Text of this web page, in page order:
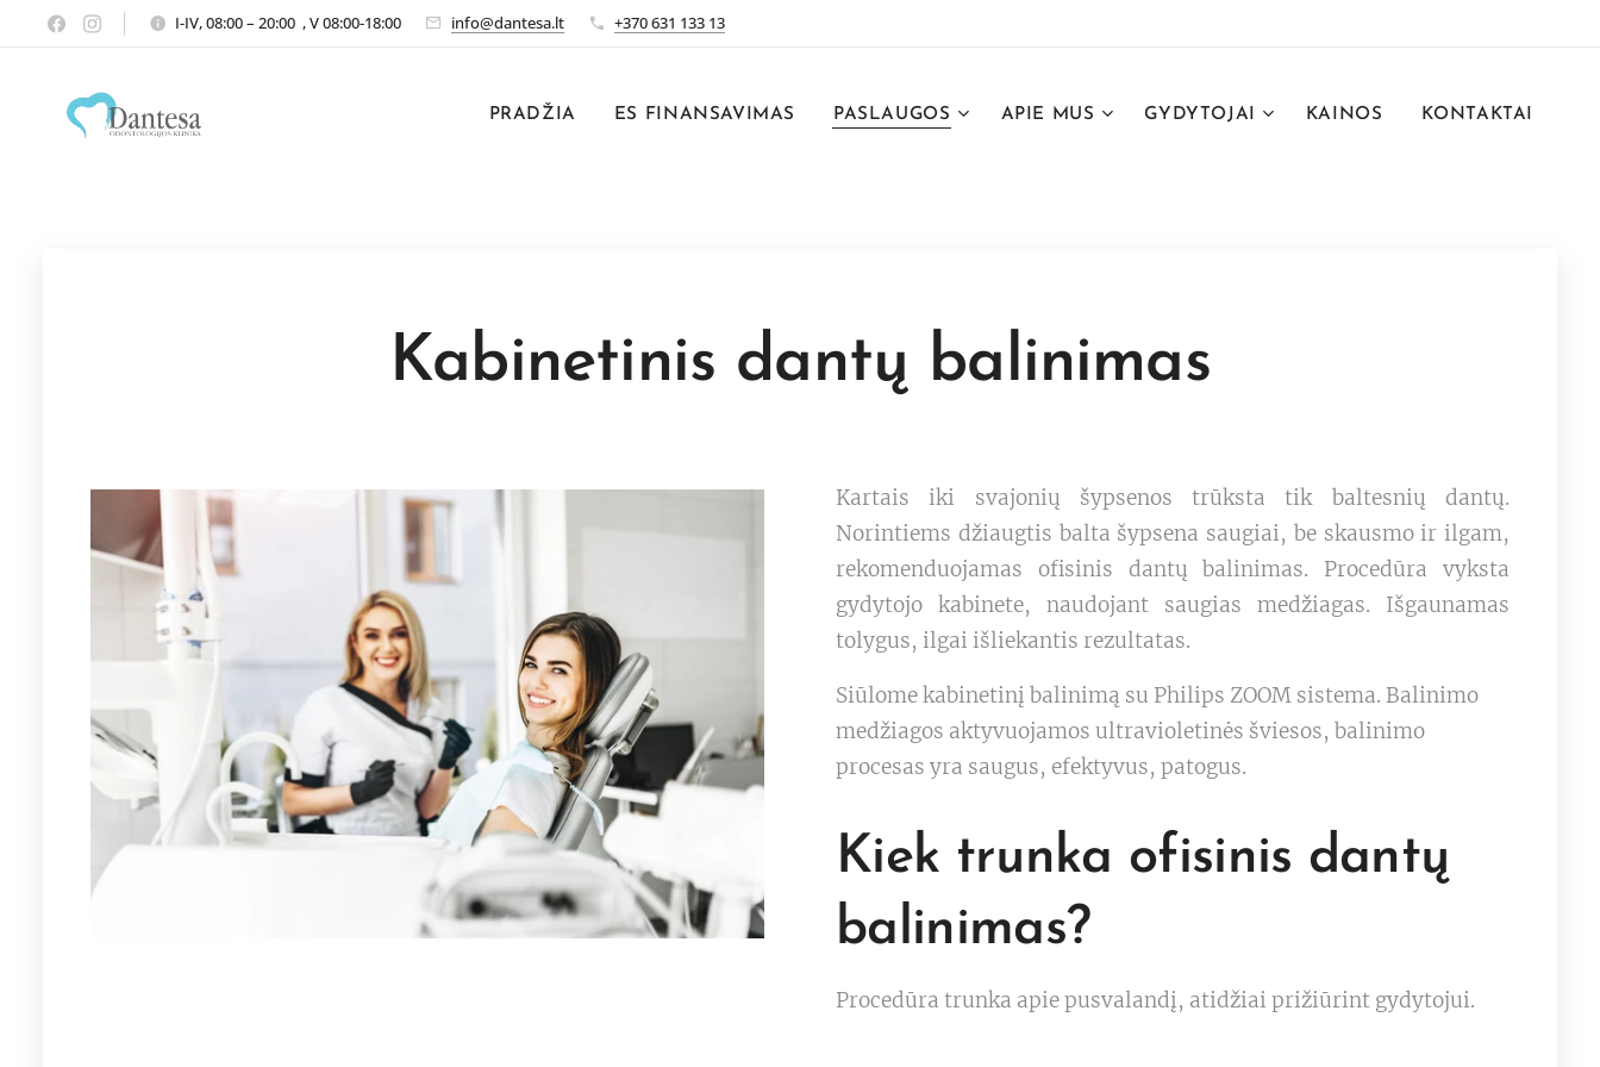
I-IV, 08:00 – 20:00 , V 08:00-18:00 info@dantesa.lt +370 631 133 13
PRADŽIA ES FINANSAVIMAS PASLAUGOS APIE MUS GYDYTOJAI KAINOS KONTAKTAI
Kabinetinis dantų balinimas
Kartais iki svajonių šypsenos trūksta tik baltesnių dantų.
Norintiems džiaugtis balta šypsena saugiai, be skausmo ir ilgam,
rekomenduojamas ofisinis dantų balinimas. Procedūra vyksta
gydytojo kabinete, naudojant saugias medžiagas. Išgaunamas
tolygus, ilgai išliekantis rezultatas.
Siūlome kabinetinį balinimą su Philips ZOOM sistema. Balinimo
medžiagos aktyvuojamos ultravioletinės šviesos, balinimo
procesas yra saugus, efektyvus, patogus.
Kiek trunka ofisinis dantų
balinimas?
Procedūra trunka apie pusvalandį, atidžiai prižiūrint gydytojui.